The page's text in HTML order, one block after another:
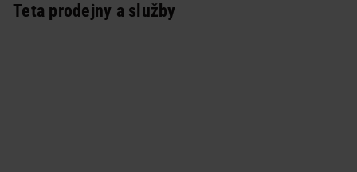
Teta prodejny a služby